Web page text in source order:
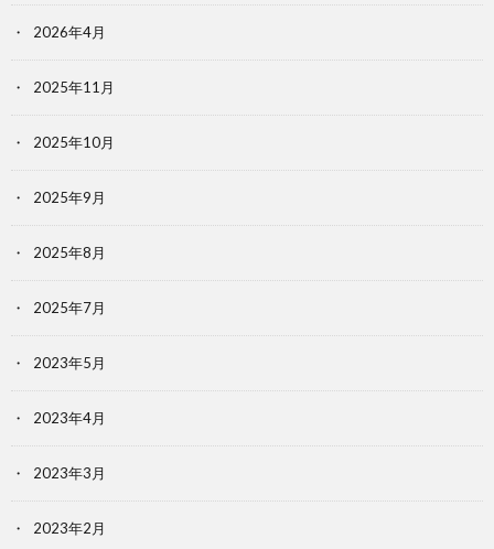
2026年4月
2025年11月
2025年10月
2025年9月
2025年8月
2025年7月
2023年5月
2023年4月
2023年3月
2023年2月